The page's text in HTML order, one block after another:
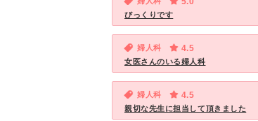
びっくりです
婦人科 4.5
女医さんのいる婦人科
婦人科 4.5
親切な先生に担当して頂きました